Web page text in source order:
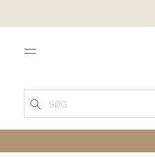
Menu
SØG